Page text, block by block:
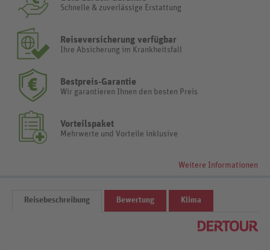
Schnelle & zuverlässige Erstattung
Reiseversicherung verfügbar
Ihre Absicherung im Krankheitsfall
Bestpreis-Garantie
Wir garantieren Ihnen den besten Preis
Vorteilspaket
Mehrwerte und Vorteile inklusive
Weitere Informationen
Reisebeschreibung Bewertung Klima